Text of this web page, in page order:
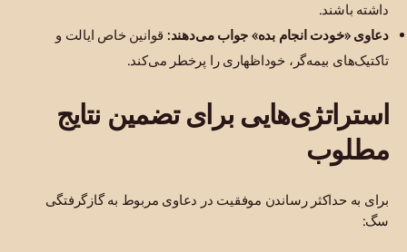
داشته باشند.
دعاوی «خودت انجام بده» جواب می‌دهند: قوانین خاص ایالت و
تاکتیک‌های بیمه‌گر، خوداظهاری را پرخطر می‌کند.
استراتژی‌هایی برای تضمین نتایج
مطلوب
برای به حداکثر رساندن موفقیت در دعاوی مربوط به گازگرفتگی
سگ: